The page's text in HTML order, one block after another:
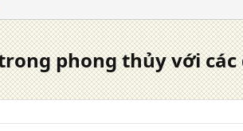
phong thủy với